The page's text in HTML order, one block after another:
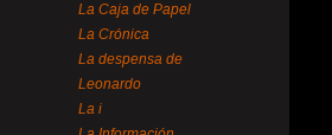
La Caja de Papel
La Crónica
La despensa de
Leonardo
La i